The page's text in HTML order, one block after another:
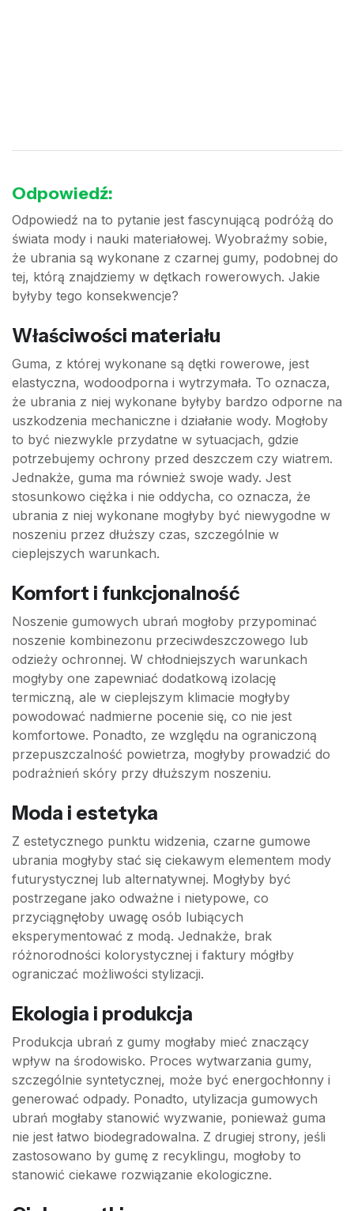
Odpowiedź:
Odpowiedź na to pytanie jest fascynującą podróżą do
świata mody i nauki materiałowej. Wyobraźmy sobie,
że ubrania są wykonane z czarnej gumy, podobnej do
tej, którą znajdziemy w dętkach rowerowych. Jakie
byłyby tego konsekwencje?
Właściwości materiału
Guma, z której wykonane są dętki rowerowe, jest
elastyczna, wodoodporna i wytrzymała. To oznacza,
że ubrania z niej wykonane byłyby bardzo odporne na
uszkodzenia mechaniczne i działanie wody. Mogłoby
to być niezwykle przydatne w sytuacjach, gdzie
potrzebujemy ochrony przed deszczem czy wiatrem.
Jednakże, guma ma również swoje wady. Jest
stosunkowo ciężka i nie oddycha, co oznacza, że
ubrania z niej wykonane mogłyby być niewygodne w
noszeniu przez dłuższy czas, szczególnie w
cieplejszych warunkach.
Komfort i funkcjonalność
Noszenie gumowych ubrań mogłoby przypominać
noszenie kombinezonu przeciwdeszczowego lub
odzieży ochronnej. W chłodniejszych warunkach
mogłyby one zapewniać dodatkową izolację
termiczną, ale w cieplejszym klimacie mogłyby
powodować nadmierne pocenie się, co nie jest
komfortowe. Ponadto, ze względu na ograniczoną
przepuszczalność powietrza, mogłyby prowadzić do
podrażnień skóry przy dłuższym noszeniu.
Moda i estetyka
Z estetycznego punktu widzenia, czarne gumowe
ubrania mogłyby stać się ciekawym elementem mody
futurystycznej lub alternatywnej. Mogłyby być
postrzegane jako odważne i nietypowe, co
przyciągnęłoby uwagę osób lubiących
eksperymentować z modą. Jednakże, brak
różnorodności kolorystycznej i faktury mógłby
ograniczać możliwości stylizacji.
Ekologia i produkcja
Produkcja ubrań z gumy mogłaby mieć znaczący
wpływ na środowisko. Proces wytwarzania gumy,
szczególnie syntetycznej, może być energochłonny i
generować odpady. Ponadto, utylizacja gumowych
ubrań mogłaby stanowić wyzwanie, ponieważ guma
nie jest łatwo biodegradowalna. Z drugiej strony, jeśli
zastosowano by gumę z recyklingu, mogłoby to
stanowić ciekawe rozwiązanie ekologiczne.